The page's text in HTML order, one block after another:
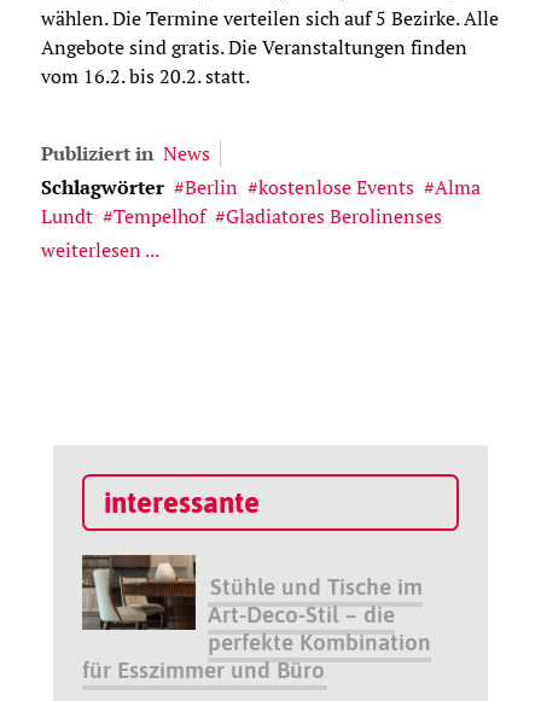
wählen. Die Termine verteilen sich auf 5 Bezirke. Alle
Angebote sind gratis. Die Veranstaltungen finden
vom 16.2. bis 20.2. statt.
Publiziert in News
Schlagwörter
Berlin kostenlose Events
Alma
Lundt
Tempelhof
Gladiatores Berolinenses
weiterlesen ...
interessante
Stühle und Tische im
Art-Deco-Stil – die
perfekte Kombination
für Esszimmer und Büro